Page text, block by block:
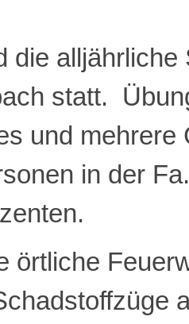
die
statt.
und
in der
örtliche